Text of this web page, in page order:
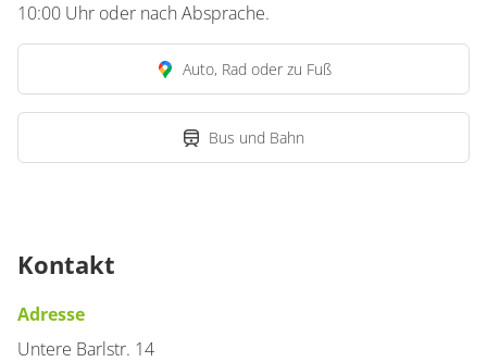
10:00 Uhr oder nach Absprache.
Auto, Rad oder zu Fuß
Bus und Bahn
Kontakt
Adresse
Untere Barlstr. 14